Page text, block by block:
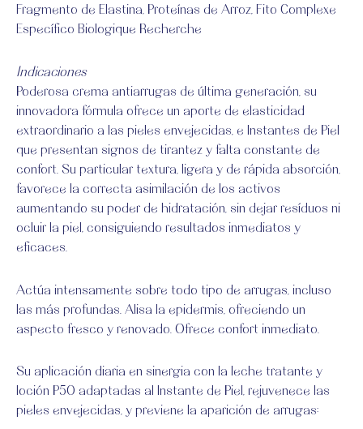
Fragmento de Elastina, Proteínas de Arroz, Fito Complexe
Específico Biologique Recherche
Indicaciones
Poderosa crema antiarrugas de última generación, su
innovadora fórmula ofrece un aporte de elasticidad
extraordinario a las pieles envejecidas, e Instantes de Piel
que presentan signos de tirantez y falta constante de
confort. Su particular textura, ligera y de rápida absorción,
favorece la correcta asimilación de los activos
aumentando su poder de hidratación, sin dejar resíduos ni
ocluir la piel, consiguiendo resultados inmediatos y
eficaces.
Actúa intensamente sobre todo tipo de arrugas, incluso
las más profundas. Alisa la epidermis, ofreciendo un
aspecto fresco y renovado. Ofrece confort inmediato.
Su aplicación diaria en sinergia con la leche tratante y
loción P50 adaptadas al Instante de Piel, rejuvenece las
pieles envejecidas, y previene la aparición de arrugas: